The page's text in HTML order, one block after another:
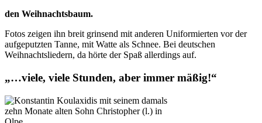
den Weihnachtsbaum.
Fotos zeigen ihn breit grinsend mit anderen Uniformierten vor der
aufgeputzten Tanne, mit Watte als Schnee. Bei deutschen
Weihnachtsliedern, da hörte der Spaß allerdings auf.
„…viele, viele Stunden, aber immer mäßig!“